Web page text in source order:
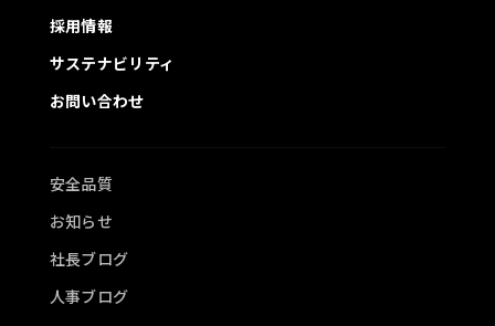
採用情報
サステナビリティ
お問い合わせ
安全品質
お知らせ
社長ブログ
人事ブログ